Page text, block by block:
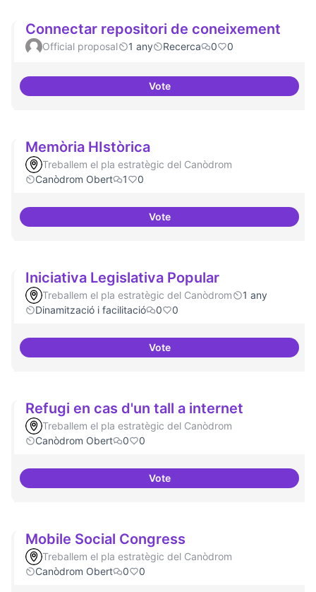
Connectar repositori de coneixement
Official proposal 1 any Recerca 0 0
VoteConnectar repositori de
Memòria HIstòrica
Treballem el pla estratègic del Canòdrom
Canòdrom Obert
1 0
VoteMemòria HIstòrica
Iniciativa Legislativa Popular
Treballem el pla estratègic del Canòdrom
1 any
Dinamització i facilitació
0 0
VoteIniciativa Legislativa Popular
Refugi en cas d'un tall a internet
Treballem el pla estratègic del Canòdrom
Canòdrom Obert
0 0
VoteRefugi en cas d'un tall a internet
Mobile Social Congress
Treballem el pla estratègic del Canòdrom
Canòdrom Obert
0 0